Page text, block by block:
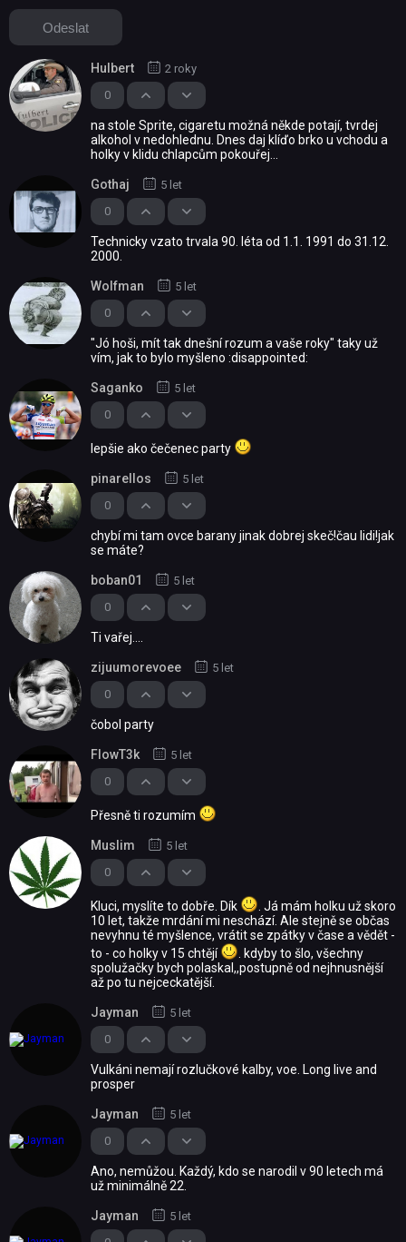
0
Hulbert 2 roky
na stole Sprite, cigaretu možná někde potají, tvrdej
alkohol v nedohlednu. Dnes daj klíďo brko u vchodu a
holky v klidu chlapcům pokouřej...
0
Gothaj 5 let
Technicky vzato trvala 90. léta od 1.1. 1991 do 31.12.
2000.
0
Wolfman 5 let
"Jó hoši, mít tak dnešní rozum a vaše roky" taky už
vím, jak to bylo myšleno :disappointed:
0
Saganko 5 let
lepšie ako čečenec party
0
pinarellos 5 let
chybí mi tam ovce barany jinak dobrej skeč!čau lidi!jak
se máte?
0
boban01 5 let
Ti vařej....
0
zijuumorevoee 5 let
čobol party
0
FlowT3k 5 let
Přesně ti rozumím
0
Muslim 5 let
Kluci, myslíte to dobře. Dík
. Já mám holku už skoro
10 let, takže mrdání mi neschází. Ale stejně se občas
nevyhnu té myšlence, vrátit se zpátky v čase a vědět -
to - co holky v 15 chtějí
. kdyby to šlo, všechny
spolužačky bych polaskal,,postupně od nejhnusnější
až po tu nejceckatější.
0
Jayman 5 let
Vulkáni nemají rozlučkové kalby, voe. Long live and
prosper
0
Jayman 5 let
Ano, nemůžou. Každý, kdo se narodil v 90 letech má
už minimálně 22.
Jayman 5 let